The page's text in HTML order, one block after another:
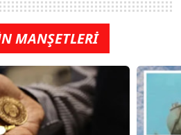
MANŞETLERİ